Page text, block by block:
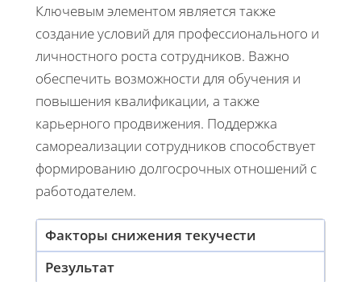
Ключевым элементом является также
создание условий для профессионального и
личностного роста сотрудников. Важно
обеспечить возможности для обучения и
повышения квалификации, а также
карьерного продвижения. Поддержка
самореализации сотрудников способствует
формированию долгосрочных отношений с
работодателем.
Факторы снижения текучести
Результат